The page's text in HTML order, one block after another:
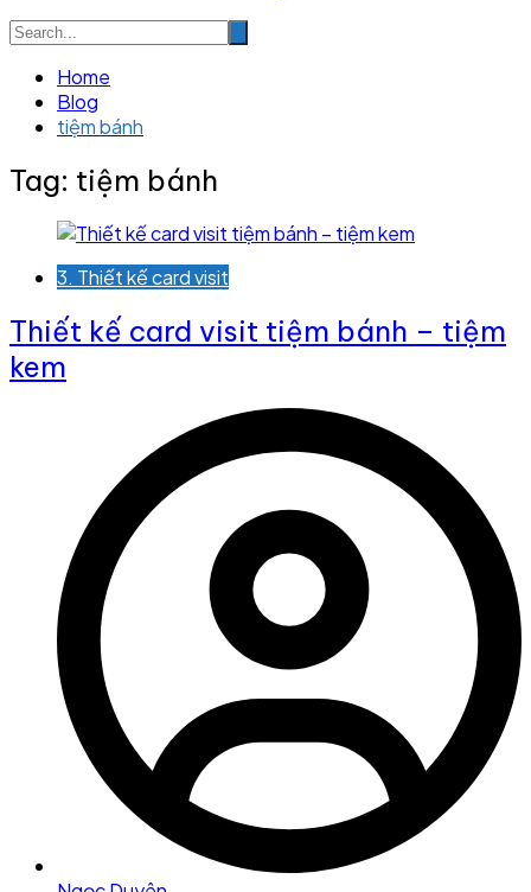
Home
Blog
tiệm bánh
Tag: tiệm bánh
3. Thiết kế card visit
Thiết kế card visit tiệm bánh – tiệm
kem